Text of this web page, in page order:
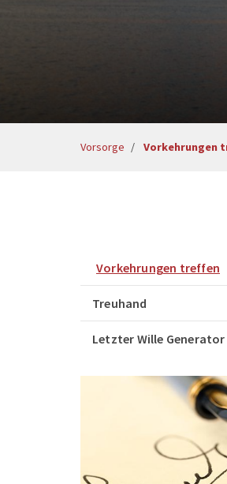
Vorsorge Vorkehrungen
Vorkehrungen treffen
Treuhand
Letzter Wille Generator